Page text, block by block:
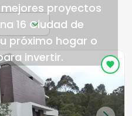
proyectos
16 Ciudad de
próximo hogar o
invertir.